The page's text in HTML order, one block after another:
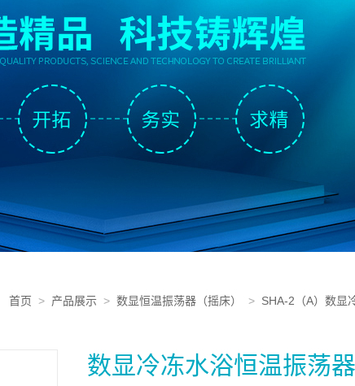
首页 > 产品展示 > 数显恒温振荡器（摇床） > SHA-2（A）数显
数显冷冻水浴恒温振荡器